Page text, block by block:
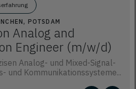
POTSDAM
Analog and
Engineer (m/w/d)
Analog- und Mixed-Signal-
und Kommunikationssysteme...